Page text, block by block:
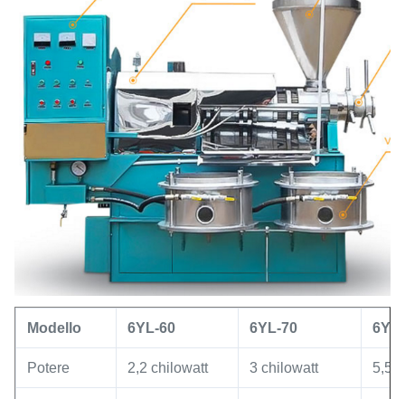
Modello 6YL-60 6YL-70
Potere 2,2 chilowatt 3 chilowatt 5,5